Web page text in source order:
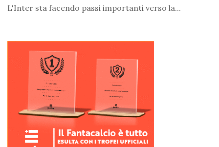
L'Inter sta facendo passi importanti verso la...